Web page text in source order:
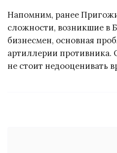
Напомним, ранее
сложности, возникшие в
бизнесмен, основная
артиллерии противника.
не стоит недооценивать